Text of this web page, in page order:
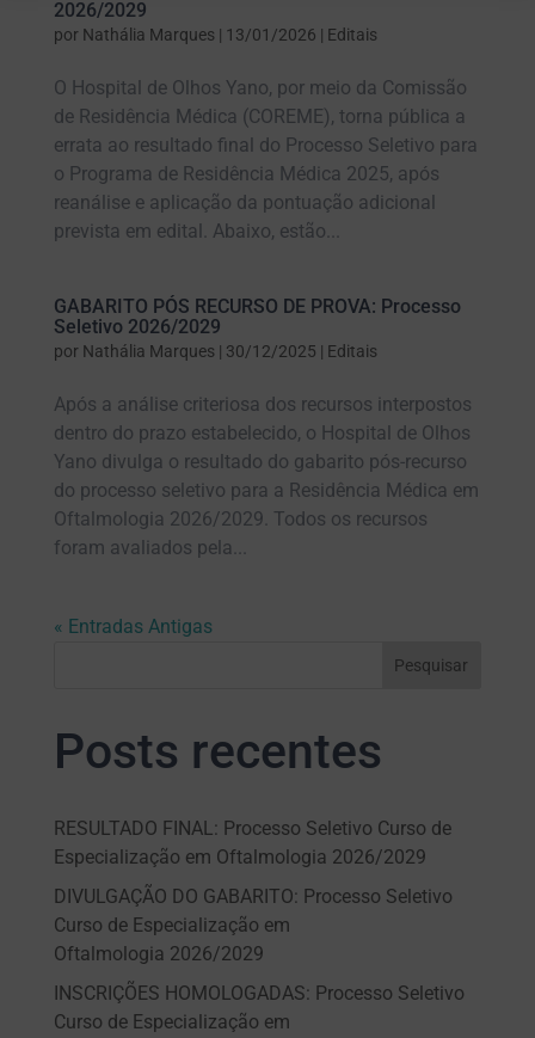
2026/2029
por Nathália Marques | 13/01/2026 | Editais
O Hospital de Olhos Yano, por meio da Comissão
de Residência Médica (COREME), torna pública a
errata ao resultado final do Processo Seletivo para
o Programa de Residência Médica 2025, após
reanálise e aplicação da pontuação adicional
prevista em edital. Abaixo, estão...
GABARITO PÓS RECURSO DE PROVA: Processo
Seletivo 2026/2029
por Nathália Marques | 30/12/2025 | Editais
Após a análise criteriosa dos recursos interpostos
dentro do prazo estabelecido, o Hospital de Olhos
Yano divulga o resultado do gabarito pós-recurso
do processo seletivo para a Residência Médica em
Oftalmologia 2026/2029. Todos os recursos
foram avaliados pela...
« Entradas Antigas
Pesquisar
Posts recentes
RESULTADO FINAL: Processo Seletivo Curso de
Especialização em Oftalmologia 2026/2029
DIVULGAÇÃO DO GABARITO: Processo Seletivo
Curso de Especialização em
Oftalmologia 2026/2029
INSCRIÇÕES HOMOLOGADAS: Processo Seletivo
Curso de Especialização em